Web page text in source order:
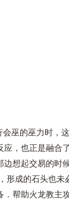
巫的巫力时，
应，也正是融合
边想起交易的时
形成的石头也未
．帮助火龙教主